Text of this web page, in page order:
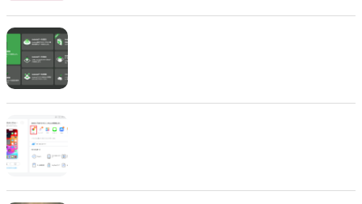
画像やエロ動画を作成できる厳選ツール10選と、実際